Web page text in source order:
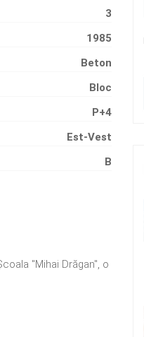
3
1985
Beton
Bloc
P+4
Est-Vest
B
"Mihai Drăgan", o